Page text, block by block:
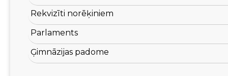
Rekvizīti norēķiniem
Parlaments
Ģimnāzijas padome